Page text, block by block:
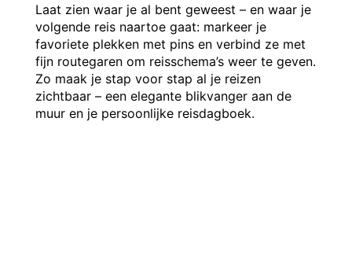
Laat zien waar je al bent geweest – en waar je
volgende reis naartoe gaat: markeer je
favoriete plekken met pins en verbind ze met
fijn routegaren om reisschema’s weer te geven.
Zo maak je stap voor stap al je reizen
zichtbaar – een elegante blikvanger aan de
muur en je persoonlijke reisdagboek.